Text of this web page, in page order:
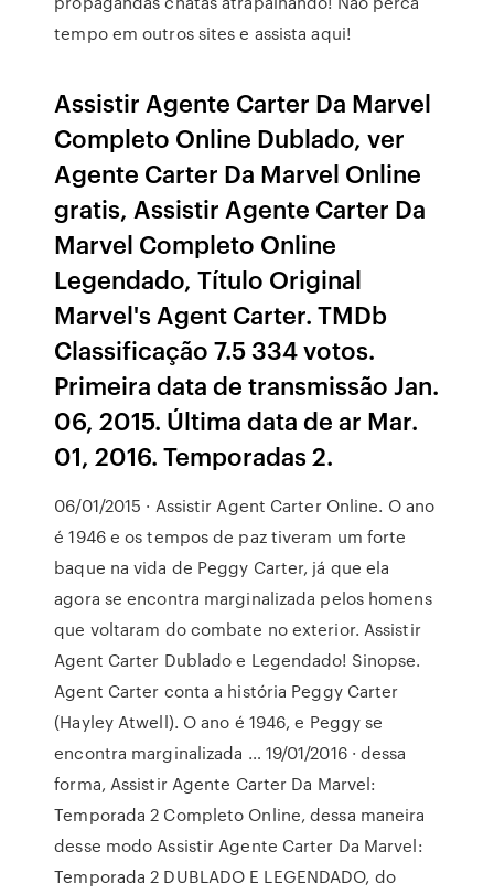
tempo em outros sites e assista aqui!
Assistir Agente Carter Da Marvel
Completo Online Dublado, ver
Agente Carter Da Marvel Online
gratis, Assistir Agente Carter Da
Marvel Completo Online
Legendado, Título Original
Marvel's Agent Carter. TMDb
Classificação 7.5 334 votos.
Primeira data de transmissão Jan.
06, 2015. Última data de ar Mar.
01, 2016. Temporadas 2.
06/01/2015 · Assistir Agent Carter Online. O ano
é 1946 e os tempos de paz tiveram um forte
baque na vida de Peggy Carter, já que ela
agora se encontra marginalizada pelos homens
que voltaram do combate no exterior. Assistir
Agent Carter Dublado e Legendado! Sinopse.
Agent Carter conta a história Peggy Carter
(Hayley Atwell). O ano é 1946, e Peggy se
encontra marginalizada … 19/01/2016 · dessa
forma, Assistir Agente Carter Da Marvel:
Temporada 2 Completo Online, dessa maneira
desse modo Assistir Agente Carter Da Marvel:
Temporada 2 DUBLADO E LEGENDADO, do